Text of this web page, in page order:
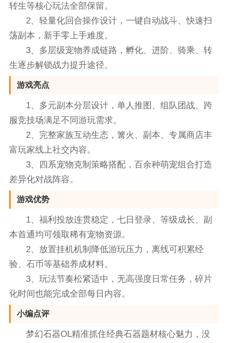
转生等核心玩法全部保留。
2、轻量化回合操作设计，一键自动战斗、快速扫
荡副本，新手零上手难度。
3、多层级宠物养成链路，孵化、进阶、骑乘、转
生逐步解锁战力提升途径。
游戏亮点
1、多元副本分层设计，单人推图、组队团战、跨
服竞技场满足不同游玩需求。
2、完整家族互动生态，篝火、副本、专属商店丰
富玩家线上社交内容。
3、四系宠物克制策略搭配，百余种萌宠组合打造
差异化对战阵容。
游戏优势
1、福利投放连贯稳定，七日登录、等级成长、副
本首通均可领取稀有宠物资源。
2、放置挂机机制降低游玩压力，离线可积累经
验、石币等基础养成材料。
3、玩法节奏松紧适中，无高强度日常任务，碎片
化时间也能完成全部每日内容。
小编点评
梦幻石器OL精准抓住经典石器题材核心魅力，没